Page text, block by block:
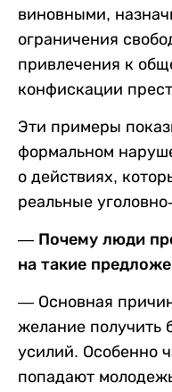
виновными,
ограничения
привлечения к
конфискации
Эти примеры
формальном
о действиях,
реальные
— Почему люди
на такие
— Основная
желание получить
усилий. Особенно
попадают